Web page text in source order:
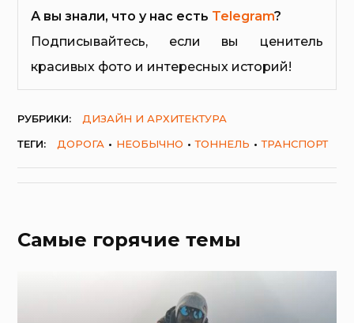
А вы знали, что у нас есть Telegram?
Подписывайтесь, если вы ценитель
красивых фото и интересных историй!
РУБРИКИ:
ДИЗАЙН И АРХИТЕКТУРА
ТЕГИ:
ДОРОГА НЕОБЫЧНО ТОННЕЛЬ ТРАНСПОРТ
Самые горячие темы